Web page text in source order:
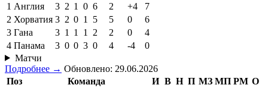
1 Англия 3 2 1 0 6 2 +4
7
2 Хорватия 3 2 0 1 5 5 0
6
3 Гана 3 1 1 1 2 2 0
4
4 Панама 3 0 0 3 0 4 -4
0
Матчи
Подробнее → Обновлено: 29.06.2026
Поз
Команда И В Н П МЗ МП РМ О